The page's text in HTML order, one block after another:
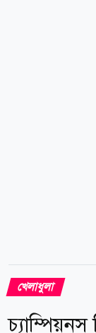
খেলাধুলা